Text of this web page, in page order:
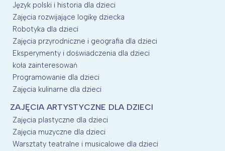
Język polski i historia dla dzieci
Zajęcia rozwijające logikę dziecka
Robotyka dla dzieci
Zajęcia przyrodniczne i geografia dla dzieci
Eksperymenty i doświadczenia dla dzieci
koła zainteresowań
Programowanie dla dzieci
Zajęcia kulinarne dla dzieci
ZAJĘCIA ARTYSTYCZNE DLA DZIECI
Zajęcia plastyczne dla dzieci
Zajęcia muzyczne dla dzieci
Warsztaty teatralne i musicalowe dla dzieci